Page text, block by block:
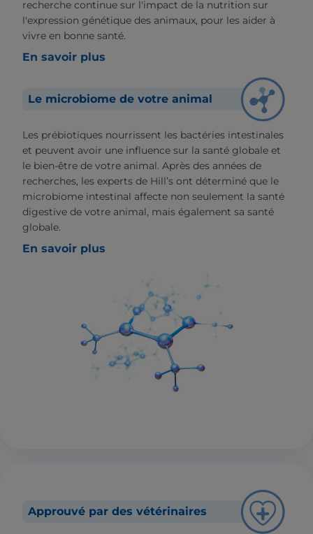
recherche continue sur l'impact de la nutrition sur
l'expression génétique des animaux, pour les aider à
vivre en bonne santé.
En savoir plus
Le microbiome de votre animal
Les prébiotiques nourrissent les bactéries intestinales
et peuvent avoir une influence sur la santé globale et
le bien-être de votre animal. Après des années de
recherches, les experts de Hill’s ont déterminé que le
microbiome intestinal affecte non seulement la santé
digestive de votre animal, mais également sa santé
globale.
En savoir plus
Approuvé par des vétérinaires